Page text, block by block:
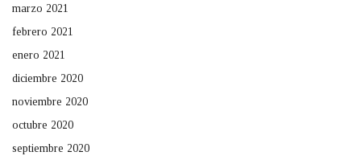
marzo 2021
febrero 2021
enero 2021
diciembre 2020
noviembre 2020
octubre 2020
septiembre 2020